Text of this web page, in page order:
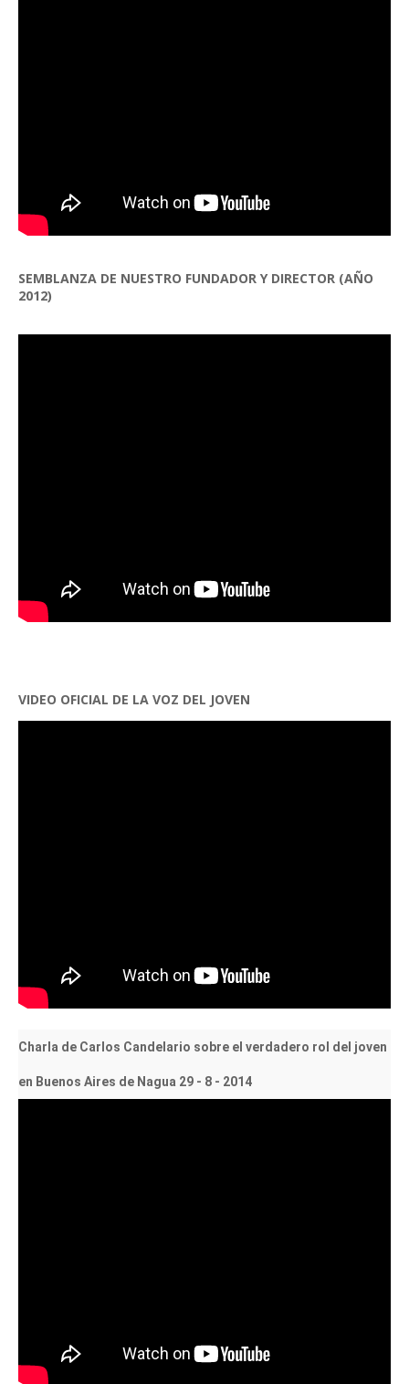
SEMBLANZA DE NUESTRO FUNDADOR Y DIRECTOR (AÑO
2012)
VIDEO OFICIAL DE LA VOZ DEL JOVEN
Charla de Carlos Candelario sobre el verdadero rol del joven
en Buenos Aires de Nagua 29 - 8 - 2014